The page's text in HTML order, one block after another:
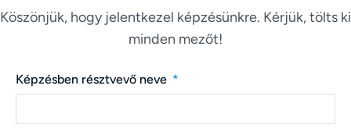
Köszönjük, hogy jelentkezel képzésünkre. Kérjük, tölts ki
minden mezőt!
Képzésben résztvevő neve